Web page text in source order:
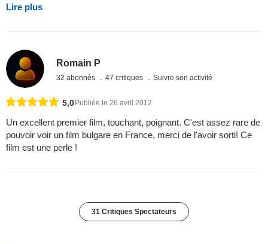
Lire plus
Romain P
32 abonnés 47 critiques Suivre son activité
5,0 Publiée le 26 avril 2012
Un excellent premier film, touchant, poignant. C'est assez rare de
pouvoir voir un film bulgare en France, merci de l'avoir sorti! Ce
film est une perle !
31 Critiques Spectateurs